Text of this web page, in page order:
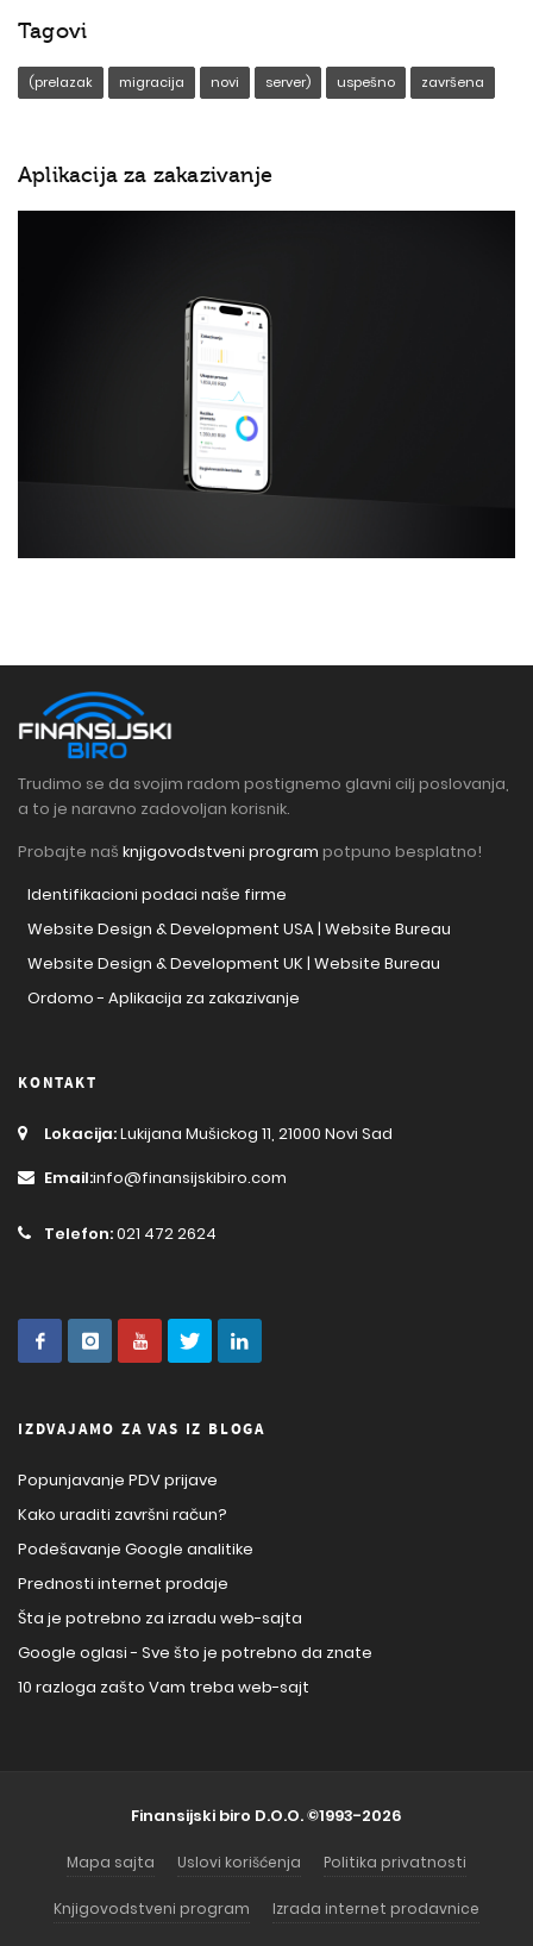
Tagovi
(prelazak migracija novi server) uspešno završena
Aplikacija za zakazivanje
Trudimo se da svojim radom postignemo glavni cilj poslovanja,
a to je naravno zadovoljan korisnik.
Probajte naš knjigovodstveni program potpuno besplatno!
Identifikacioni podaci naše firme
Website Design & Development USA | Website Bureau
Website Design & Development UK | Website Bureau
Ordomo - Aplikacija za zakazivanje
KONTAKT
Lokacija:Lukijana Mušickog 11, 21000 Novi Sad
Email:info@finansijskibiro.com
Telefon:021 472 2624
IZDVAJAMO ZA VAS IZ BLOGA
Popunjavanje PDV prijave
Kako uraditi završni račun?
Podešavanje Google analitike
Prednosti internet prodaje
Šta je potrebno za izradu web-sajta
Google oglasi - Sve što je potrebno da znate
10 razloga zašto Vam treba web-sajt
Finansijski biro D.O.O.©1993-2026
Mapa sajta Uslovi korišćenja Politika privatnosti
Knjigovodstveni program Izrada internet prodavnice